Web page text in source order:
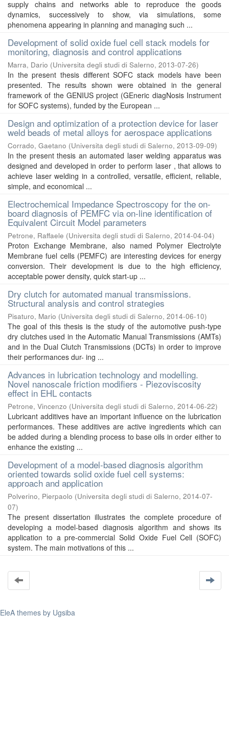
supply chains and networks able to reproduce the goods
dynamics, successively to show, via simulations, some
phenomena appearing in planning and managing such ...
Development of solid oxide fuel cell stack models for
monitoring, diagnosis and control applications
Marra, Dario (Universita degli studi di Salerno, 2013-07-26)
In the present thesis different SOFC stack models have been
presented. The results shown were obtained in the general
framework of the GENIUS project (GEneric diagNosis Instrument
for SOFC systems), funded by the European ...
Design and optimization of a protection device for laser
weld beads of metal alloys for aerospace applications
Corrado, Gaetano (Universita degli studi di Salerno, 2013-09-09)
In the present thesis an automated laser welding apparatus was
designed and developed in order to perform laser , that allows to
achieve laser welding in a controlled, versatile, efficient, reliable,
simple, and economical ...
Electrochemical Impedance Spectroscopy for the on-
board diagnosis of PEMFC via on-line identification of
Equivalent Circuit Model parameters
Petrone, Raffaele (Universita degli studi di Salerno, 2014-04-04)
Proton Exchange Membrane, also named Polymer Electrolyte
Membrane fuel cells (PEMFC) are interesting devices for energy
conversion. Their development is due to the high efficiency,
acceptable power density, quick start-up ...
Dry clutch for automated manual transmissions.
Structural analysis and control strategies
Pisaturo, Mario (Universita degli studi di Salerno, 2014-06-10)
The goal of this thesis is the study of the automotive push-type
dry clutches used in the Automatic Manual Transmissions (AMTs)
and in the Dual Clutch Transmissions (DCTs) in order to improve
their performances dur- ing ...
Advances in lubrication technology and modelling.
Novel nanoscale friction modifiers - Piezoviscosity
effect in EHL contacts
Petrone, Vincenzo (Universita degli studi di Salerno, 2014-06-22)
Lubricant additives have an important influence on the lubrication
performances. These additives are active ingredients which can
be added during a blending process to base oils in order either to
enhance the existing ...
Development of a model-based diagnosis algorithm
oriented towards solid oxide fuel cell systems:
approach and application
Polverino, Pierpaolo (Universita degli studi di Salerno, 2014-07-
07)
The present dissertation illustrates the complete procedure of
developing a model-based diagnosis algorithm and shows its
application to a pre-commercial Solid Oxide Fuel Cell (SOFC)
system. The main motivations of this ...
EleA themes by Ugsiba